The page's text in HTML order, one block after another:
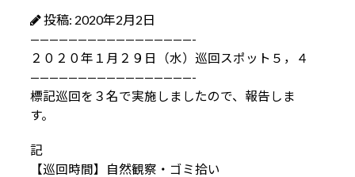
投稿: 2020年2月2日
—————————————————-
２０２０年１月２９日（水）巡回スポット５，４
—————————————————-
標記巡回を３名で実施しましたので、報告しま
す。
記
【巡回時間】自然観察・ゴミ拾い